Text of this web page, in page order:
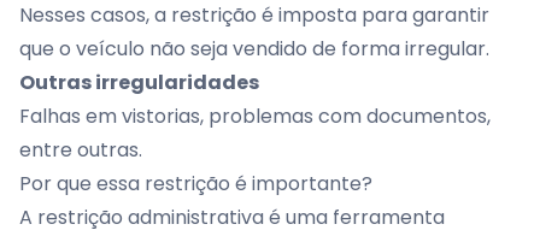
Nesses casos, a restrição é imposta para garantir
que o veículo não seja vendido de forma irregular.
Outras irregularidades
Falhas em vistorias, problemas com documentos,
entre outras.
Por que essa restrição é importante?
A restrição administrativa é uma ferramenta